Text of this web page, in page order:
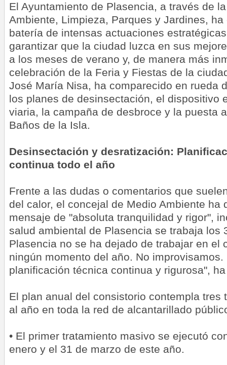
El Ayuntamiento de Plasencia, a través de
Ambiente, Limpieza, Parques y Jardines,
batería de intensas actuaciones
garantizar que la ciudad luzca en sus
a los meses de verano y, de manera más
celebración de la Feria y Fiestas de la
José María Nisa, ha comparecido en rueda
los planes de desinsectación, el dispositivo
viaria, la campaña de desbroce y la puesta
Baños de la Isla.
Desinsectación y desratización:
continua todo el año
Frente a las dudas o comentarios que
del calor, el concejal de Medio Ambiente ha
mensaje de "absoluta tranquilidad y rigor",
salud ambiental de Plasencia se trabaja los
Plasencia no se ha dejado de trabajar en el
ningún momento del año. No improvisamos.
planificación técnica continua y rigurosa",
El plan anual del consistorio contempla tres
al año en toda la red de alcantarillado
• El primer tratamiento masivo se ejecutó
enero y el 31 de marzo de este año.